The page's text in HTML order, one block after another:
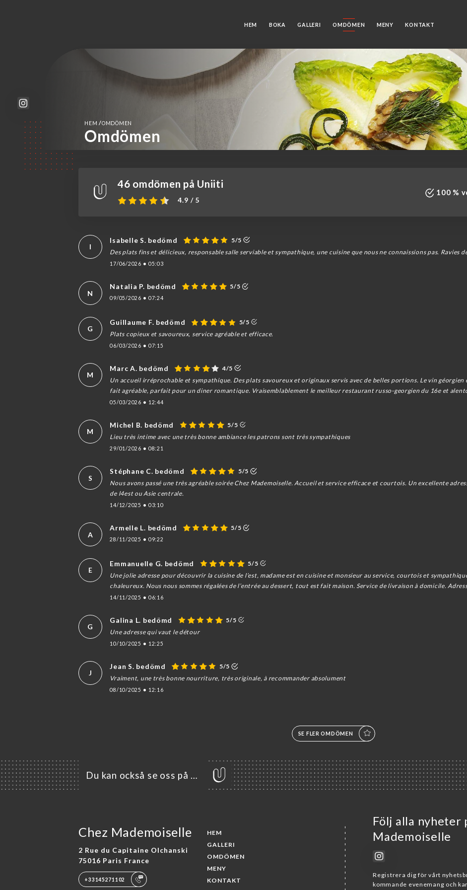
HEM BOKA GALLERI OMDÖMEN MENY KONTAKT
HEM/OMDÖMEN
Omdömen
46 omdömen på Uniiti
4.9 / 5
100 %
I
Isabelle S. bedömd
5/5
Des plats fins et délicieux, responsable salle serviable et sympathique, une cuisine que nous ne connaissions pas. Ravies
17/06/2026 • 05:03
N
Natalia P. bedömd 5/5
09/05/2026 • 07:24
G
Guillaume F. bedömd
5/5
Plats copieux et savoureux, service agréable et efficace.
06/03/2026 • 07:15
M
Marc A. bedömd
4/5
Un accueil irréprochable et sympathique. Des plats savoureux et originaux servis avec de belles portions. Le vin
fait agréable, parfait pour un diner romantique. Vraisemblablement le meilleur restaurant russo-georgien du 16e et
05/03/2026 • 12:44
M
Michel B. bedömd
5/5
Lieu très intime avec une très bonne ambiance les patrons sont très sympathiques
29/01/2026 • 08:21
S
Stéphane C. bedömd
5/5
Nous avons passé une très agréable soirée Chez Mademoiselle. Accueil et service efficace et courtois. Un excellente
de l4est ou Asie centrale.
14/12/2025 • 03:10
A
Armelle L. bedömd 5/5
28/11/2025 • 09:22
E
Emmanuelle G. bedömd
5/5
Une jolie adresse pour découvrir la cuisine de l’est, madame est en cuisine et monsieur au service, courtois et
chaleureux. Nous nous sommes régalées de l’entrée au dessert, tout est fait maison. Service de livraison à domicile.
14/11/2025 • 06:16
G
Galina L. bedömd
5/5
Une adresse qui vaut le détour
10/10/2025 • 12:25
J
Jean S. bedömd
5/5
Vraiment, une très bonne nourriture, très originale, à recommander absolument
08/10/2025 • 12:16
SE FLER OMDÖMEN
Du kan också se oss på …
Chez Mademoiselle
2 Rue du Capitaine Olchanski
75016 Paris France
+33145271102
HEM
GALLERI
OMDÖMEN
MENY
KONTAKT
Följ alla nyheter
Mademoiselle
Registrera dig för vårt
kommande evenemang och